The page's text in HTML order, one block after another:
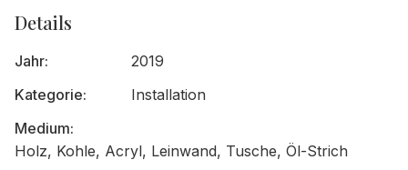
Details
Jahr:
2019
Kategorie:
Installation
Medium:
Holz, Kohle, Acryl, Leinwand, Tusche, Öl-Strich